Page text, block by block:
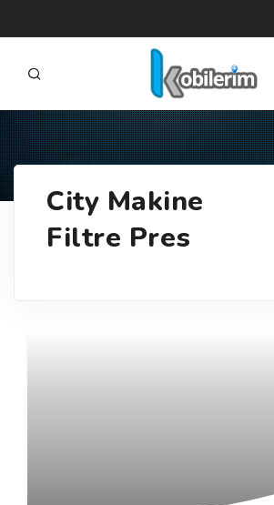
ÜRÜNLER
City Makine
Filtre Pres